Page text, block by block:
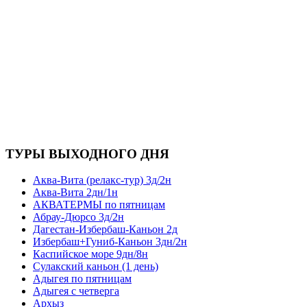
ТУРЫ ВЫХОДНОГО ДНЯ
Аква-Вита (релакс-тур) 3д/2н
Аква-Вита 2дн/1н
АКВАТЕРМЫ по пятницам
Абрау-Дюрсо 3д/2н
Дагестан-Избербаш-Каньон 2д
Избербаш+Гуниб-Каньон 3дн/2н
Каспийское море 9дн/8н
Сулакский каньон (1 день)
Адыгея по пятницам
Адыгея с четверга
Архыз